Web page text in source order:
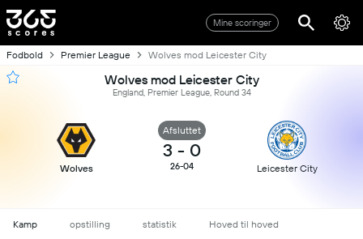
Mine scoringer
Fodbold Premier League Wolves mod Leicester City
Wolves mod Leicester City
England, Premier League, Round 34
Wolves
Afsluttet
3 - 0
26-04 Leicester City
Kamp opstilling statistik Hoved til hoved